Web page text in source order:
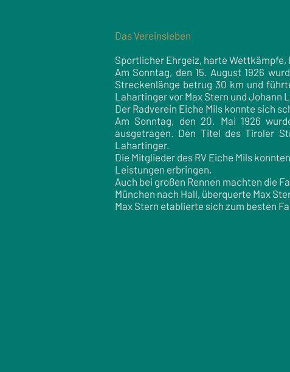
Das Vereinsleben
Sportlicher Ehrgeiz, harte
Am Sonntag, den 15. August 1926
Streckenlänge betrug 30 km und
Lahartinger vor Max Stern und Johann
Der Radverein Eiche Mils konnte sich
Am Sonntag, den 20. Mai 1926
ausgetragen. Den Titel des Tiroler
Lahartinger.
Die Mitglieder des RV Eiche Mils
Leistungen erbringen.
Auch bei großen Rennen machten die
München nach Hall, überquerte Max
Max Stern etablierte sich zum besten